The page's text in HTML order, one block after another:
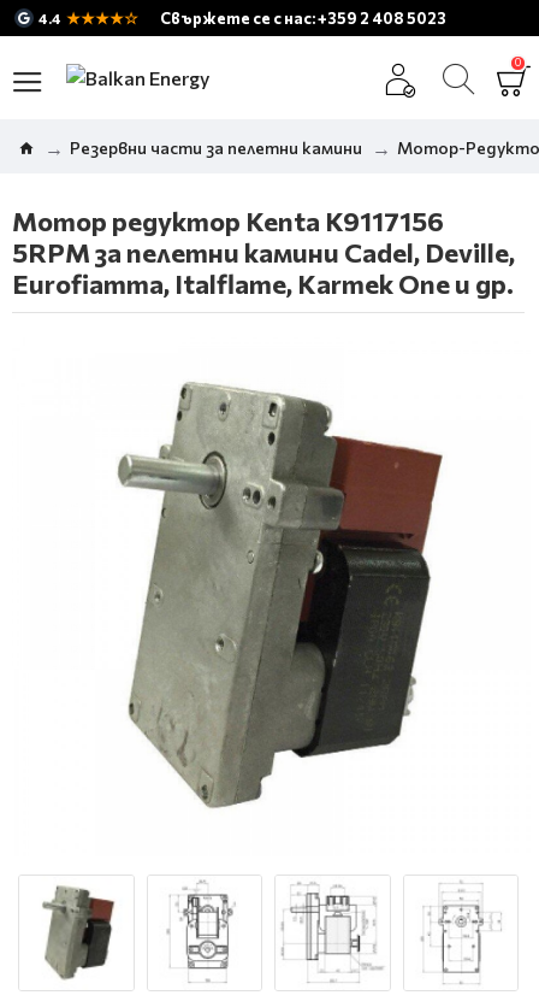
4.4 ★★★★☆ Свържете се с нас: +359 2 408 5023
0
Резервни части за пелетни камини Мотор-
Мотор редуктор Kenta K9117156
5RPM за пелетни камини Cadel, Deville,
Eurofiamma, Italflame, Karmek One и др.